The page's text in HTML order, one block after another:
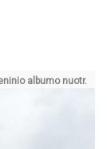
albumo nuotr.